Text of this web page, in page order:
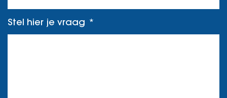
Stel hier je vraag